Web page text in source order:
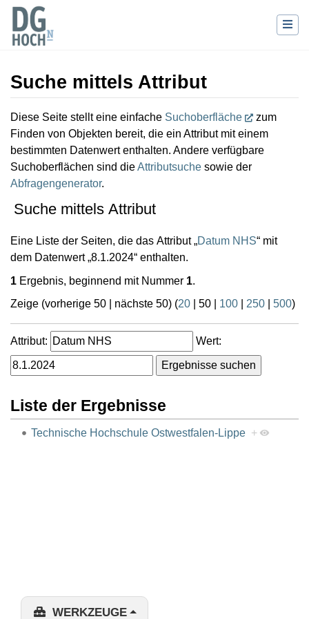
Suche mittels Attribut
Wechseln zu:Navigation,Suche
Diese Seite stellt eine einfache Suchoberfläche
zum
Finden von Objekten bereit, die ein Attribut mit einem
bestimmten Datenwert enthalten. Andere verfügbare
Suchoberflächen sind dieAttributsuche sowie der
Abfragengenerator.
Suche mittels Attribut
Eine Liste der Seiten, die das Attribut „Datum NHS“ mit
dem Datenwert „8.1.2024“ enthalten.
1 Ergebnis, beginnend mit Nummer 1.
Zeige (vorherige 50 nächste 50) (20 50 100 250 500)
Attribut: Wert:
Liste der Ergebnisse
Technische Hochschule Ostwestfalen-Lippe +
WERKZEUGE